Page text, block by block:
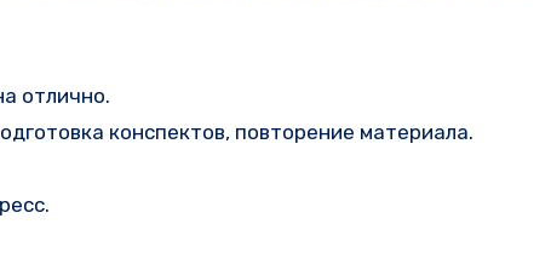
отлично.
конспектов, повторение материала.